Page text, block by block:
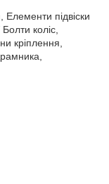
підвіски
коліс,
кріплення,